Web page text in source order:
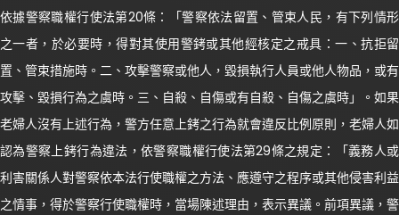
依據警察職權行使法第20條：「警察依法留置、管束人民，有下列情形
之一者，於必要時，得對其使用警銬或其他經核定之戒具：一、抗拒留
置、管束措施時。二、攻擊警察或他人，毀損執行人員或他人物品，或有
攻擊、毀損行為之虞時。三、自殺、自傷或有自殺、自傷之虞時」。如果
老婦人沒有上述行為，警方任意上銬之行為就會違反比例原則，老婦人如
認為警察上銬行為違法，依警察職權行使法第29條之規定：「義務人或
利害關係人對警察依本法行使職權之方法、應遵守之程序或其他侵害利益
之情事，得於警察行使職權時，當場陳述理由，表示異議。前項異議，警